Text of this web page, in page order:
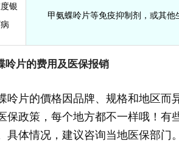
银
甲氨蝶呤片等免疫抑制剂，或其他
呤片的费用及医保报销
呤片的價格因品牌、规格和地区而
保政策，每个地方都不一样哦！有
具体情况，建议咨询当地医保部门